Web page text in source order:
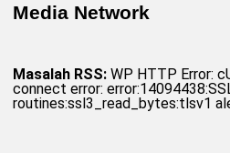
Media Network
Masalah RSS: WP HTTP Error:
connect error:
routines:ssl3_read_bytes:tlsv1